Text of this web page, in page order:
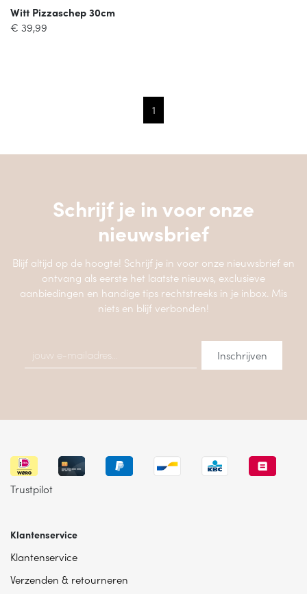
Witt Pizzaschep 30cm
€ 39,99
1
Schrijf je in voor onze
nieuwsbrief
Blijf altijd op de hoogte! Schrijf je in voor onze nieuwsbrief en
ontvang als eerste het laatste nieuws, exclusieve
aanbiedingen en handige tips rechtstreeks in je inbox. Mis
niets en blijf verbonden!
Trustpilot
Klantenservice
Klantenservice
Verzenden & retourneren